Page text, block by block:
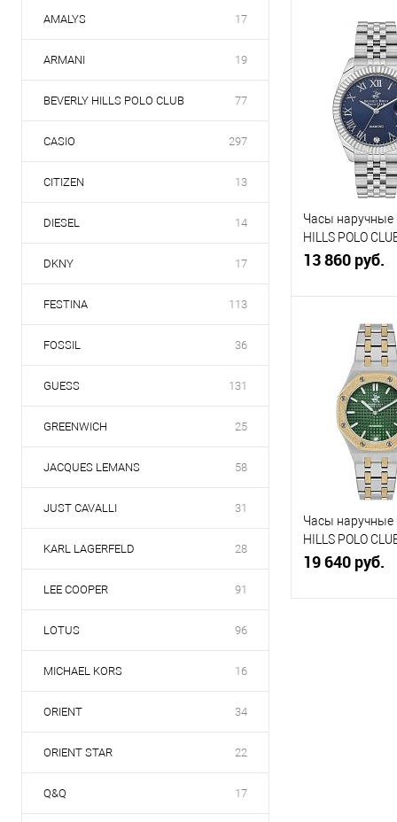
AMALYS 17
ARMANI 19
BEVERLY HILLS POLO CLUB 77
CASIO 297
CITIZEN 13
DIESEL 14
DKNY 17
FESTINA 113
FOSSIL 36
GUESS 131
GREENWICH 25
JACQUES LEMANS 58
JUST CAVALLI 31
KARL LAGERFELD 28
LEE COOPER 91
LOTUS 96
MICHAEL KORS 16
ORIENT 34
ORIENT STAR 22
Q&Q 17
В
Купить в 1
В избранное
Часы наручные
HILLS POLO
BP3582C.390
13 860 руб.
В
Купить в 1
В избранное
Часы наручные
HILLS POLO
BP3631X.270
19 640 руб.